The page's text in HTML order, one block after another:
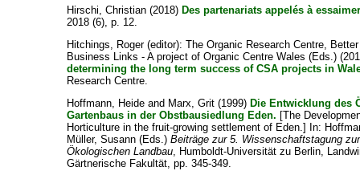
Hirschi, Christian (2018) Des partenariats appelés à
2018 (6), p. 12.
Hitchings, Roger(editor): The Organic Research Centre,
Business Links - A project of Organic Centre Wales (Eds.)
determining the long term success of CSA projects in
Research Centre.
Hoffmann, Heide and Marx, Grit (1999) Die Entwicklung des
Gartenbaus in der Obstbausiedlung Eden. [The
Horticulture in the fruit-growing settlement of Eden.] In:
Müller, Susann (Eds.)Beiträge zur 5. Wissenschaftstagung
Ökologischen Landbau, Humboldt-Universität zu Berlin,
Gärtnerische Fakultät, pp. 345-349.